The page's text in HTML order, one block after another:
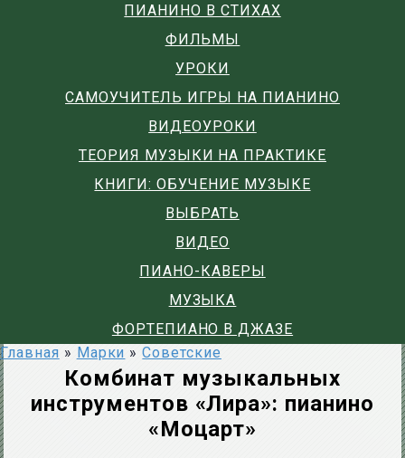
ПИАНИНО В СТИХАХ
ФИЛЬМЫ
УРОКИ
САМОУЧИТЕЛЬ ИГРЫ НА ПИАНИНО
ВИДЕОУРОКИ
ТЕОРИЯ МУЗЫКИ НА ПРАКТИКЕ
КНИГИ: ОБУЧЕНИЕ МУЗЫКЕ
ВЫБРАТЬ
ВИДЕО
ПИАНО-КАВЕРЫ
МУЗЫКА
ФОРТЕПИАНО В ДЖАЗЕ
Главная » Марки » Советские
Комбинат музыкальных
инструментов «Лира»: пианино
«Моцарт»